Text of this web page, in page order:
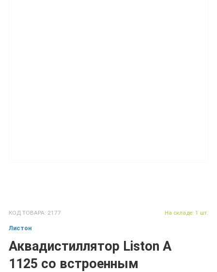
КОД ТОВАРА: 2177
Листон
Аквадистиллятор Liston A
1125 со встроенным
На складе: 1 шт.